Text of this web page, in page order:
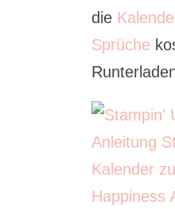
die
Sprüche